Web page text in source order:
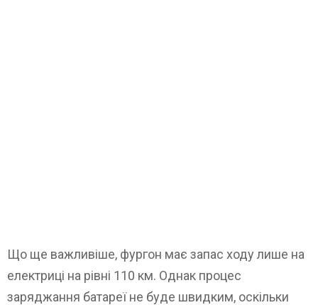
Що ще важливіше, фургон має запас ходу лише на
електриці на рівні 110 км. Однак процес
заряджання батареї не буде швидким, оскільки